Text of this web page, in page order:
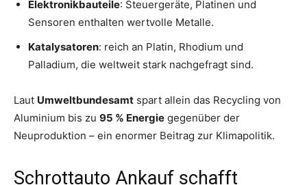
Elektronikbauteile: Steuergeräte, Platinen und
Sensoren enthalten wertvolle Metalle.
Katalysatoren: reich an Platin, Rhodium und
Palladium, die weltweit stark nachgefragt sind.
Laut Umweltbundesamt spart allein das Recycling von
Aluminium bis zu 95 % Energie gegenüber der
Neuproduktion – ein enormer Beitrag zur Klimapolitik.
Schrottauto Ankauf schafft